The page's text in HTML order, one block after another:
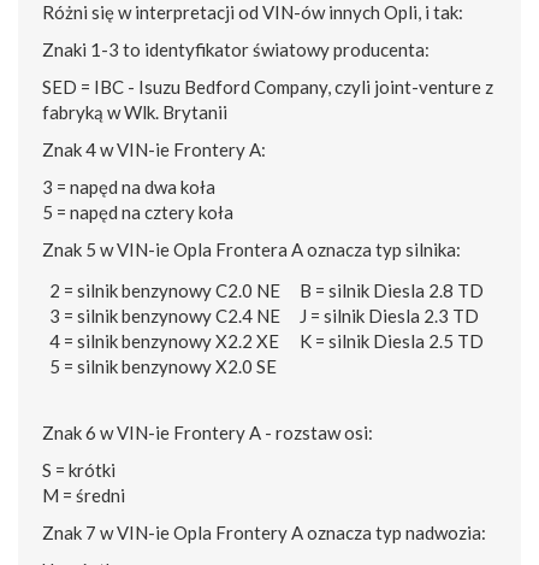
Różni się w interpretacji od VIN-ów innych Opli, i tak:
Znaki 1-3 to identyfikator światowy producenta:
SED = IBC - Isuzu Bedford Company, czyli joint-venture z
fabryką w Wlk. Brytanii
Znak 4 w VIN-ie Frontery A:
3 = napęd na dwa koła
5 = napęd na cztery koła
Znak 5 w VIN-ie Opla Frontera A oznacza typ silnika:
2 = silnik benzynowy C2.0 NE
3 = silnik benzynowy C2.4 NE
4 = silnik benzynowy X2.2 XE
5 = silnik benzynowy X2.0 SE
B = silnik Diesla 2.8 TD
J = silnik Diesla 2.3 TD
K = silnik Diesla 2.5 TD
Znak 6 w VIN-ie Frontery A - rozstaw osi:
S = krótki
M = średni
Znak 7 w VIN-ie Opla Frontery A oznacza typ nadwozia: